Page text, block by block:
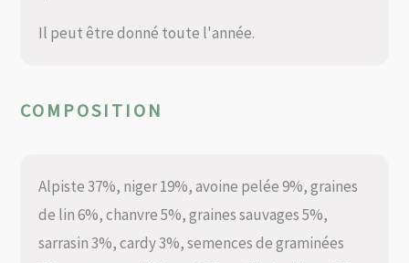
Il peut être donné toute l'année.
COMPOSITION
Alpiste 37%, niger 19%, avoine pelée 9%, graines
de lin 6%, chanvre 5%, graines sauvages 5%,
sarrasin 3%, cardy 3%, semences de graminées